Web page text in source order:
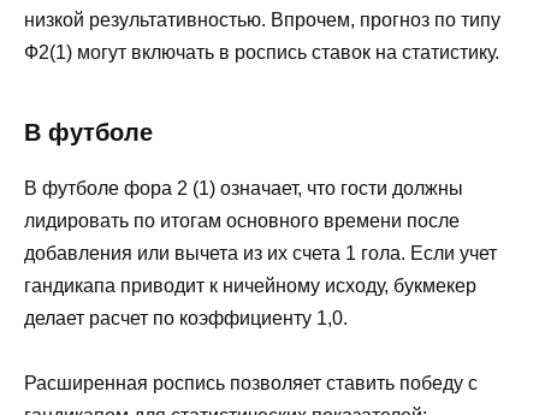
низкой результативностью. Впрочем, прогноз по типу
Ф2(1) могут включать в роспись ставок на статистику.
В футболе
В футболе фора 2 (1) означает, что гости должны
лидировать по итогам основного времени после
добавления или вычета из их счета 1 гола. Если учет
гандикапа приводит к ничейному исходу, букмекер
делает расчет по коэффициенту 1,0.
Расширенная роспись позволяет ставить победу с